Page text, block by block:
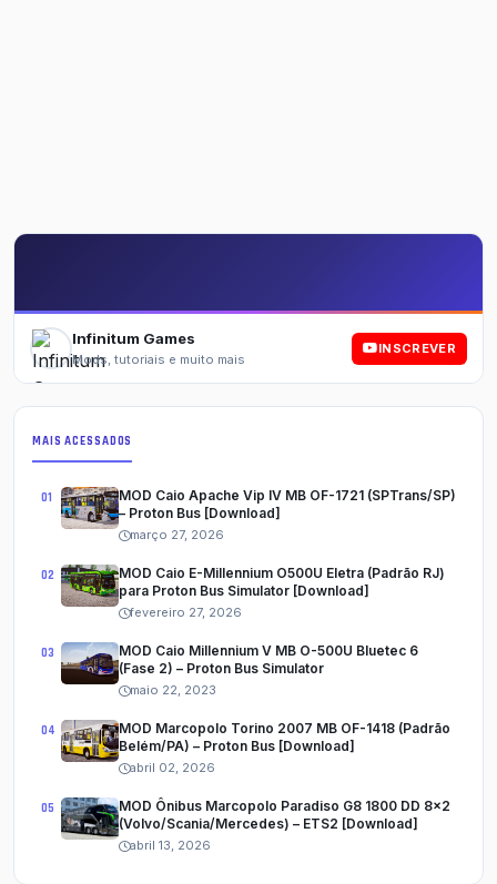
Infinitum Games
Mods, tutoriais e muito mais
INSCREVER
MAIS ACESSADOS
MOD Caio Apache Vip IV MB OF-1721 (SPTrans/SP)
– Proton Bus [Download]
março 27, 2026
MOD Caio E-Millennium O500U Eletra (Padrão RJ)
para Proton Bus Simulator [Download]
fevereiro 27, 2026
MOD Caio Millennium V MB O-500U Bluetec 6
(Fase 2) – Proton Bus Simulator
maio 22, 2023
MOD Marcopolo Torino 2007 MB OF-1418 (Padrão
Belém/PA) – Proton Bus [Download]
abril 02, 2026
MOD Ônibus Marcopolo Paradiso G8 1800 DD 8x2
(Volvo/Scania/Mercedes) – ETS2 [Download]
abril 13, 2026